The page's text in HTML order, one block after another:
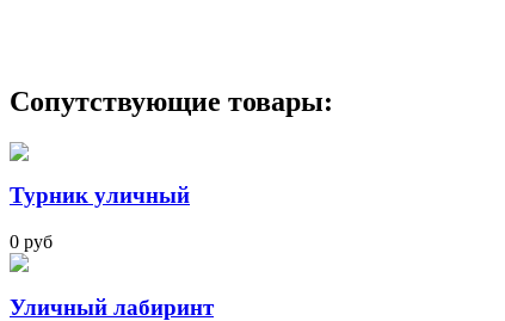
Сопутствующие товары:
Турник уличный
0 руб
Уличный лабиринт